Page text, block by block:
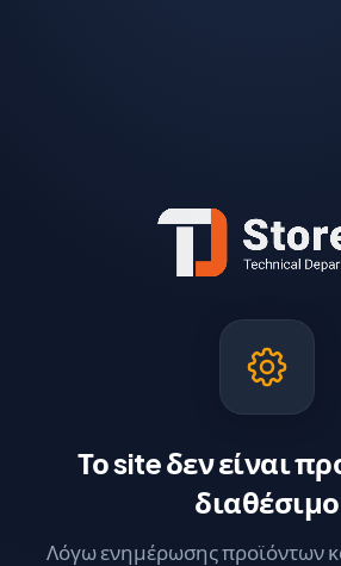
Το site δεν είναι
διαθέσιμο
Λόγω ενημέρωσης προϊόντων